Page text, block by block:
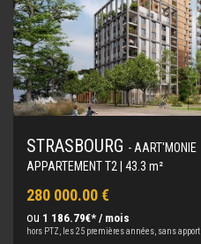
STRASBOURG - AART'MONIE
APPARTEMENT T2 | 43.3 m²
280 000.00 €
ou 1 186.79€* / mois
hors PTZ, les 25 premières années, sans apport